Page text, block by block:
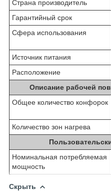
Страна производитель
Гарантийный срок
Сфера использования
Источник питания
Расположение
Описание рабочей
Общее количество конфорок
Количество зон нагрева
Номинальная потребляемая
мощность
Скрыть